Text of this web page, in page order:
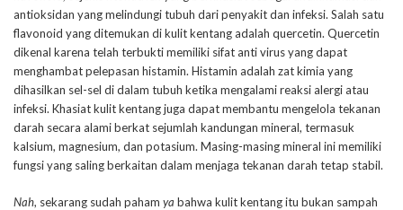
antioksidan yang melindungi tubuh dari penyakit dan infeksi. Salah satu
flavonoid yang ditemukan di kulit kentang adalah quercetin. Quercetin
dikenal karena telah terbukti memiliki sifat anti virus yang dapat
menghambat pelepasan histamin. Histamin adalah zat kimia yang
dihasilkan sel-sel di dalam tubuh ketika mengalami reaksi alergi atau
infeksi. Khasiat kulit kentang juga dapat membantu mengelola tekanan
darah secara alami berkat sejumlah kandungan mineral, termasuk
kalsium, magnesium, dan potasium. Masing-masing mineral ini memiliki
fungsi yang saling berkaitan dalam menjaga tekanan darah tetap stabil.
Nah, sekarang sudah paham ya bahwa kulit kentang itu bukan sampah